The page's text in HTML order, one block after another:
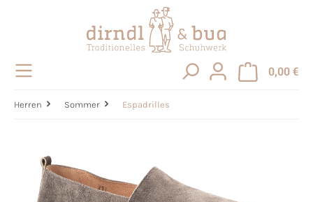
0,00 €
Herren Sommer Espadrilles